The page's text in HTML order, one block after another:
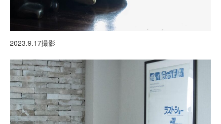
2023.9.17撮影